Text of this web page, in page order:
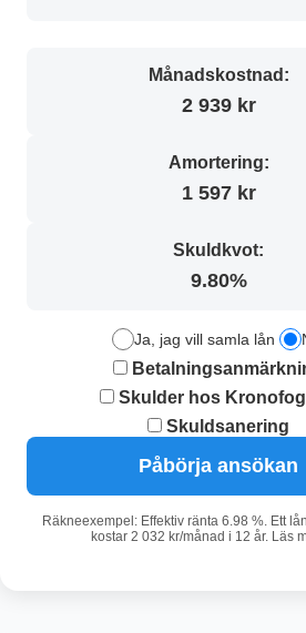
Månadskostnad:
2 939 kr
Amortering:
1 597 kr
Skuldkvot:
9.80%
Ja, jag vill samla lån
Skulder hos
Skuldsanering
Påbörja ansökan
Räkneexempel: Effektiv ränta 6.98 %. Ett
kostar 2 032 kr/månad i 12 år. Läs